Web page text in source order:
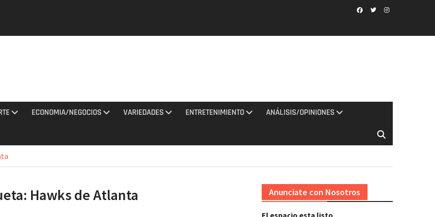
con
al
2026
noche
ECONOMIA/NEGOCIOS VARIEDADES ENTRETENIMIENTO ANÁLISIS/OPINIONES
Hawks de Atlanta Anunciate con Nosotros
El espacio esta listo